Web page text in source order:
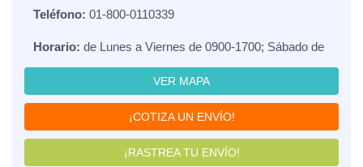
Teléfono: 01-800-0110339
Horario: de Lunes a Viernes de 0900-1700; Sábado de
VER MAPA
¡COTIZA UN ENVÍO!
¡RASTREA TU ENVÍO!